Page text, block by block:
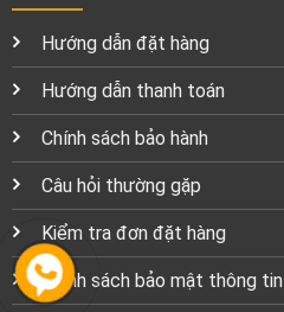
Hướng dẫn đặt hàng
Hướng dẫn thanh toán
Chính sách bảo hành
Câu hỏi thường gặp
Kiểm tra đơn đặt hàng
Chính sách bảo mật thông tin